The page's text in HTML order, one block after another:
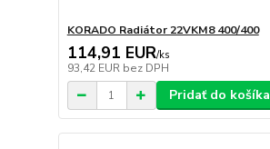
KORADO Radiátor 22VKM8 400/400
114,91 EUR/ks
93,42 EUR bez DPH
Pridať do košíka